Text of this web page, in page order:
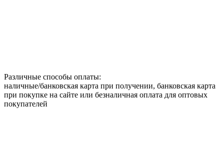
Различные способы оплаты:
наличные/банковская карта при получении, банковская карта
при покупке на сайте или безналичная оплата для оптовых
покупателей